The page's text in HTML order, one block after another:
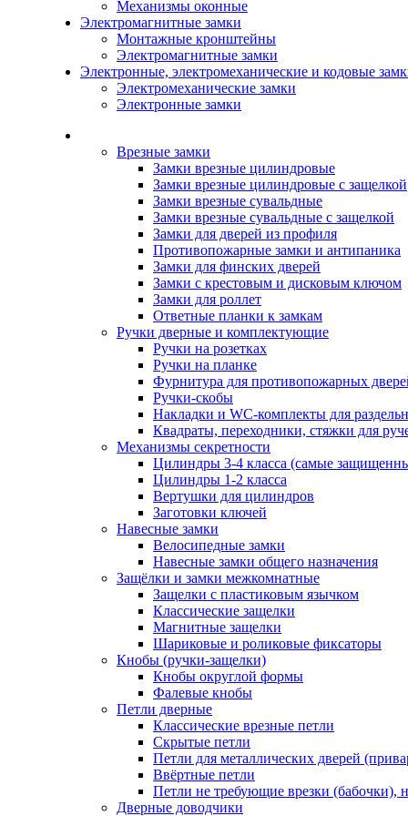
Механизмы оконные
Электромагнитные замки
Монтажные кронштейны
Электромагнитные замки
Электронные, электромеханические и кодовые
Электромеханические замки
Электронные замки
Врезные замки
Замки врезные цилиндровые
Замки врезные цилиндровые с защелкой
Замки врезные сувальдные
Замки врезные сувальдные с защелкой
Замки для дверей из профиля
Противопожарные замки и антипаника
Замки для финских дверей
Замки с крестовым и дисковым ключом
Замки для роллет
Ответные планки к замкам
Ручки дверные и комплектующие
Ручки на розетках
Ручки на планке
Фурнитура для противопожарных
Ручки-скобы
Накладки и WC-комплекты для
Квадраты, переходники, стяжки для
Механизмы секретности
Цилиндры 3-4 класса (самые
Цилиндры 1-2 класса
Вертушки для цилиндров
Заготовки ключей
Навесные замки
Велосипедные замки
Навесные замки общего назначения
Защёлки и замки межкомнатные
Защелки с пластиковым язычком
Классические защелки
Магнитные защелки
Шариковые и роликовые фиксаторы
Кнобы (ручки-защелки)
Кнобы округлой формы
Фалевые кнобы
Петли дверные
Классические врезные петли
Скрытые петли
Петли для металлических дверей
Ввёртные петли
Петли не требующие врезки (бабочки),
Дверные доводчики